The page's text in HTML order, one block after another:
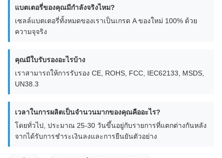
แบตเตอรี่ของคุณมีกําลังจริงไหม?
เซลล์แบตเตอรี่ทั้งหมดของเราเป็นเกรด A ของใหม่ 100% ด้วย
ความจุจริง
คุณมีใบรับรองอะไรบ้าง
เราสามารถให้การรับรอง CE, ROHS, FCC, IEC62133, MSDS,
UN38.3
เวลาในการผลิตเป็นจํานวนมากของคุณคืออะไร?
โดยทั่วไป, ประมาณ 25-30 วันขึ้นอยู่กับรายการที่แตกต่างกันหลัง
จากได้รับการชําระเงินลงและการยืนยันตัวอย่าง